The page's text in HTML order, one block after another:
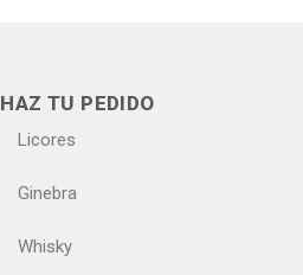
HAZ TU PEDIDO
Licores
Ginebra
Whisky